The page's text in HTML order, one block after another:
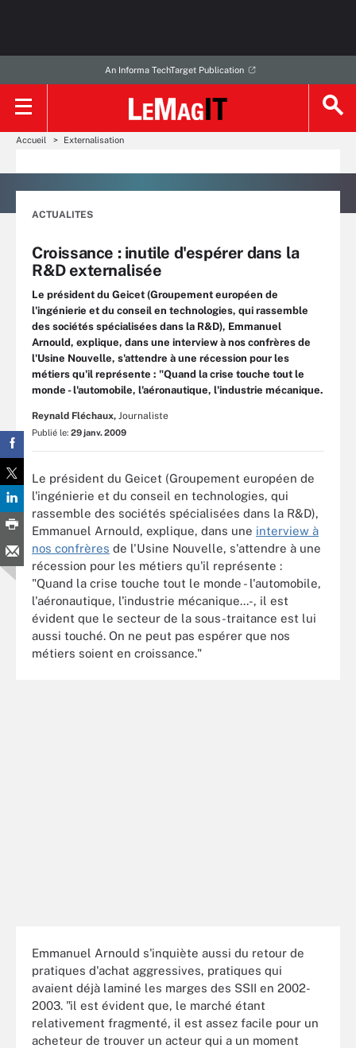
An Informa TechTarget Publication
Accueil Externalisation
ACTUALITES
Croissance : inutile d'espérer dans la
R&D externalisée
Le président du Geicet (Groupement européen de
l'ingénierie et du conseil en technologies, qui rassemble
des sociétés spécialisées dans la R&D), Emmanuel
Arnould, explique, dans une interview à nos confrères de
l'Usine Nouvelle, s'attendre à une récession pour les
métiers qu'il représente : "Quand la crise touche tout le
monde - l'automobile, l'aéronautique, l'industrie mécanique.
Reynald Fléchaux, Journaliste
Publié le: 29 janv. 2009
Le président du Geicet (Groupement européen de
l'ingénierie et du conseil en technologies, qui
rassemble des sociétés spécialisées dans la R&D),
Emmanuel Arnould, explique, dans une interview à
nos confrères de l'Usine Nouvelle, s'attendre à une
récession pour les métiers qu'il représente :
"Quand la crise touche tout le monde - l'automobile,
l'aéronautique, l'industrie mécanique...-, il est
évident que le secteur de la sous-traitance est lui
aussi touché. On ne peut pas espérer que nos
métiers soient en croissance."
Emmanuel Arnould s'inquiète aussi du retour de
pratiques d'achat aggressives, pratiques qui
avaient déjà laminé les marges des SSII en 2002-
2003. "il est évident que, le marché étant
relativement fragmenté, il est assez facile pour un
acheteur de trouver un acteur qui a un moment